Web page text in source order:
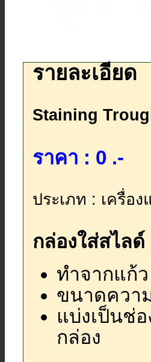
รายละเอียด
Staining
ราคา : 0 .-
ประเภท : เครื่อง
กล่องใส่สไลด์
ทำจากแก้ว
ขนาดควา
แบ่งเป็นช่
กล่อง